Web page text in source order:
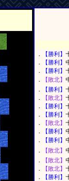
．
【勝利】
．
【勝利】
．
【勝利】
．
【敗北】
．
【勝利】
．
【敗北】
．
【勝利】
．
【勝利】
．
【敗北】
．
【勝利】
．
【勝利】
．
【敗北】
．
【敗北】
．
【敗北】
．
【勝利】